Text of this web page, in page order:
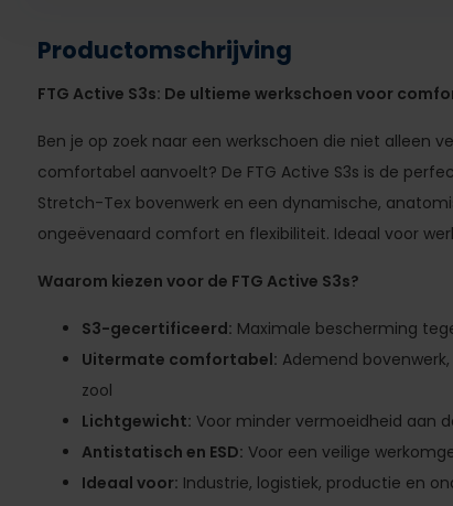
Productomschrijving
FTG Active S3s: De ultieme werkschoen voor
Ben je op zoek naar een werkschoen die niet alleen
comfortabel aanvoelt? De FTG Active S3s is de
Stretch-Tex bovenwerk en een dynamische,
ongeëvenaard comfort en flexibiliteit. Ideaal voor
Waarom kiezen voor de FTG Active S3s?
S3-gecertificeerd: Maximale bescherming
Uitermate comfortabel: Ademend
zool
Lichtgewicht: Voor minder vermoeidheid aan
Antistatisch en ESD: Voor een veilige
Ideaal voor: Industrie, logistiek, productie en